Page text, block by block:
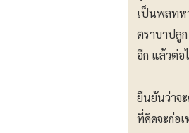
เป็นพลทห
ตราบาปลูก
อีก แล้วต่อ
ยืนยันว่าจ
ที่คิดจะก่อ